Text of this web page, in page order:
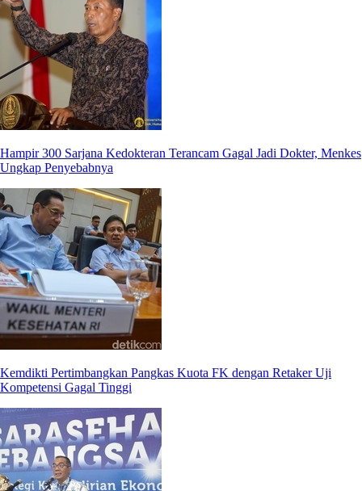
Hampir 300 Sarjana Kedokteran Terancam Gagal Jadi Dokter, Menkes
Ungkap Penyebabnya
Kemdikti Pertimbangkan Pangkas Kuota FK dengan Retaker Uji
Kompetensi Gagal Tinggi